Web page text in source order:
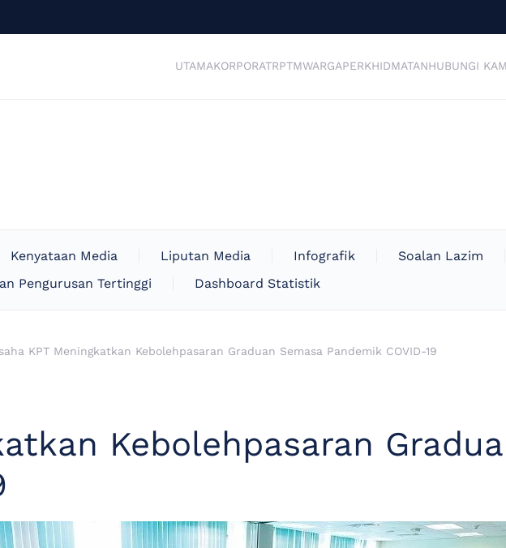
UTAMAKORPORATRPTMWARGAPERKHIDMATANHUBUNGI
Kenyataan Media Liputan Media Infografik Soalan Lazim
Pengurusan Tertinggi Dashboard Statistik
KPT Meningkatkan Kebolehpasaran Graduan Semasa Pandemik COVID-19
Kebolehpasaran